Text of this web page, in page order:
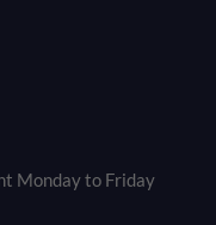
Monday to Friday